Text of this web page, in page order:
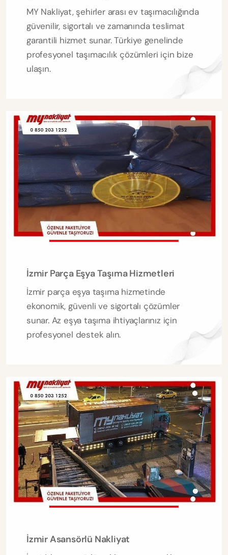
MY Nakliyat, şehirler arası ev taşımacılığında
güvenilir, sigortalı ve zamanında teslimat
garantili hizmet sunar. Türkiye genelinde
profesyonel taşımacılık çözümleri için bize
ulaşın.
İzmir Parça Eşya Taşıma Hizmetleri
İzmir parça eşya taşıma hizmetinde
ekonomik, güvenli ve sigortalı çözümler
sunar. Az eşya taşıma ihtiyaçlarınız için
profesyonel destek alın.
İzmir Asansörlü Nakliyat